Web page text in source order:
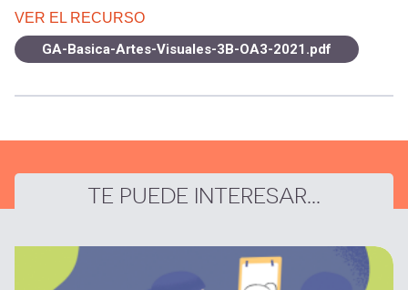
VER EL RECURSO
GA-Basica-Artes-Visuales-3B-OA3-2021.pdf
TE PUEDE INTERESAR...